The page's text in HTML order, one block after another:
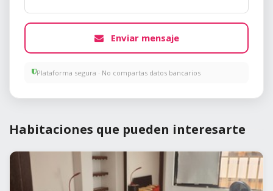
Enviar mensaje
Plataforma segura · No compartas datos bancarios
Habitaciones que pueden interesarte